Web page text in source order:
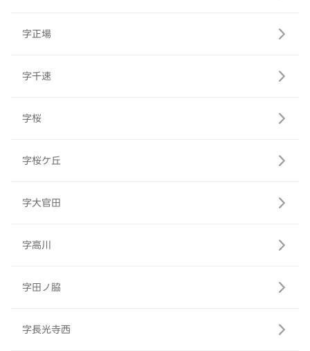
字正場
字千速
字桜
字桜ケ丘
字大官田
字高川
字田ノ脇
字長光寺西